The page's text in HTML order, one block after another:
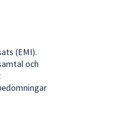
(EMI).
och